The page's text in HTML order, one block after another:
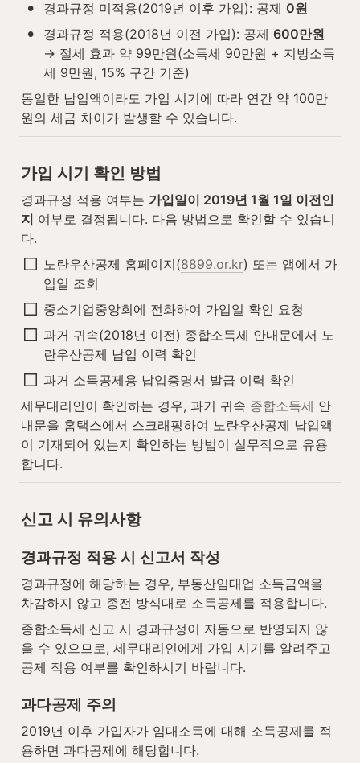
• 경과규정 미적용(2019년 이후 가입): 공제 0원
• 경과규정 적용(2018년 이전 가입): 공제 600만원
→ 절세 효과 약 99만원(소득세 90만원 + 지방소득
세 9만원, 15% 구간 기준)
동일한 납입액이라도 가입 시기에 따라 연간 약 100만
원의 세금 차이가 발생할 수 있습니다.
가입 시기 확인 방법
경과규정 적용 여부는 가입일이 2019년 1월 1일 이전인
지 여부로 결정됩니다. 다음 방법으로 확인할 수 있습니
다.
노란우산공제 홈페이지(8899.or.kr) 또는 앱에서 가
입일 조회
중소기업중앙회에 전화하여 가입일 확인 요청
과거 귀속(2018년 이전) 종합소득세 안내문에서 노
란우산공제 납입 이력 확인
과거 소득공제용 납입증명서 발급 이력 확인
세무대리인이 확인하는 경우, 과거 귀속 종합소득세 안
내문을 홈택스에서 스크래핑하여 노란우산공제 납입액
이 기재되어 있는지 확인하는 방법이 실무적으로 유용
합니다.
신고 시 유의사항
경과규정 적용 시 신고서 작성
경과규정에 해당하는 경우, 부동산임대업 소득금액을
차감하지 않고 종전 방식대로 소득공제를 적용합니다.
종합소득세 신고 시 경과규정이 자동으로 반영되지 않
을 수 있으므로, 세무대리인에게 가입 시기를 알려주고
공제 적용 여부를 확인하시기 바랍니다.
과다공제 주의
2019년 이후 가입자가 임대소득에 대해 소득공제를 적
용하면 과다공제에 해당합니다.